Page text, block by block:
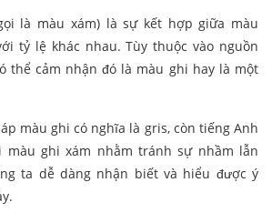
là màu xám) là sự kết hợp giữa màu
tỷ lệ khác nhau. Tùy thuộc vào nguồn
thể cảm nhận đó là màu ghi hay là một
màu ghi có nghĩa là gris, còn tiếng Anh
màu ghi xám nhằm tránh sự nhầm lẫn
ta dễ dàng nhận biết và hiểu được ý